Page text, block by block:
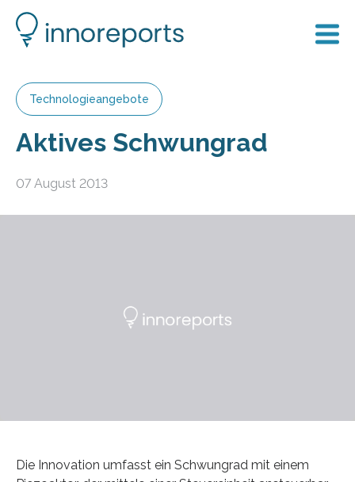
Technologieangebote
Aktives Schwungrad
07 August 2013
Die Innovation umfasst ein Schwungrad mit einem